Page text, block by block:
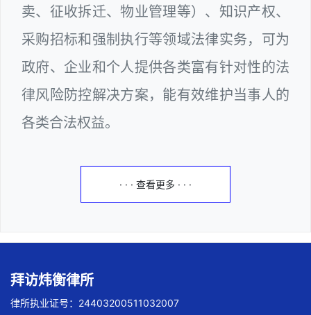
卖、征收拆迁、物业管理等）、知识产权、
采购招标和强制执行等领域法律实务，可为
政府、企业和个人提供各类富有针对性的法
律风险防控解决方案，能有效维护当事人的
各类合法权益。
· · · 查看更多 · · ·
拜访炜衡律所
律所执业证号：24403200511032007